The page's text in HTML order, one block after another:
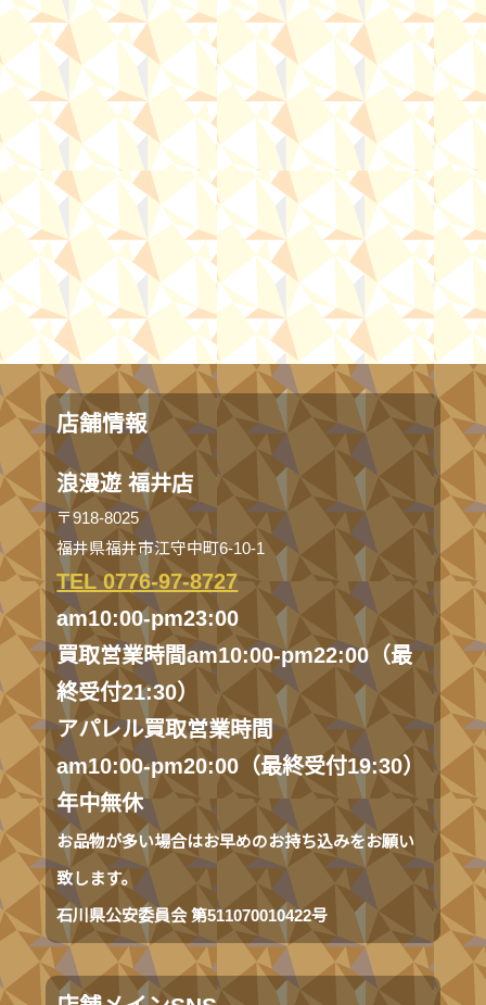
店舗情報
浪漫遊 福井店
〒918-8025
福井県福井市江守中町6-10-1
TEL 0776-97-8727
am10:00-pm23:00
買取営業時間am10:00-pm22:00（最
終受付21:30）
アパレル買取営業時間
am10:00-pm20:00（最終受付19:30）
年中無休
お品物が多い場合はお早めのお持ち込みをお願い
致します。
石川県公安委員会 第511070010422号